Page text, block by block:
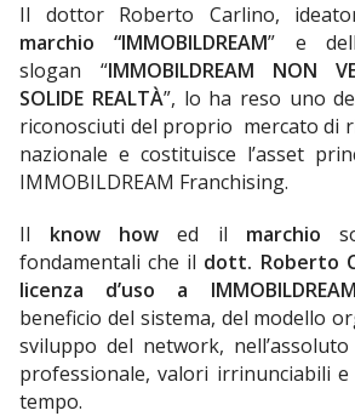
Il dottor Roberto Carlino,
marchio “IMMOBILDREAM” e
slogan “IMMOBILDREAM NON
SOLIDE REALTÀ”, lo ha reso uno
riconosciuti del proprio mercato di
nazionale e costituisce l’asset
IMMOBILDREAM Franchising.
Il know howed il marchio
fondamentali che il dott. Roberto
licenza d’uso a
beneficio del sistema, del modello
sviluppo del network,
professionale, valori irrinunciabili
tempo.